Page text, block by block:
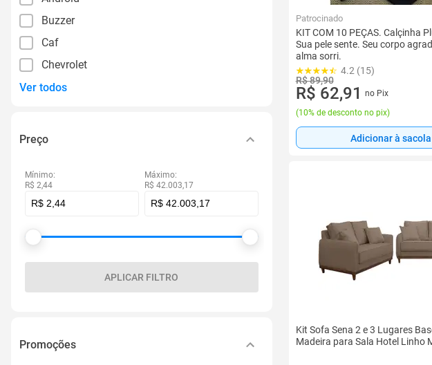
Buzzer
Caf
Chevrolet
Ver todos
Preço
Mínimo:
R$ 2,44
Máximo:
R$ 42.003,17
APLICAR FILTRO
Promoções
Patrocinado
KIT COM 10 PEÇAS. Calçinha
Sua pele sente. Seu corpo
alma sorri.
4.2 (15)
R$ 89,90
R$ 62,91
no Pix
(10% de desconto no pix)
Adicionar à sacola
Kit Sofa Sena 2 e 3 Lugares
Madeira para Sala Hotel Linho